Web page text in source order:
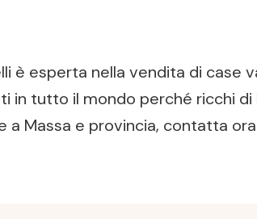
è esperta nella vendita di
in tutto il mondo perché ricchi
Massa e provincia, contatta